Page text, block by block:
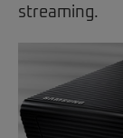
streaming.